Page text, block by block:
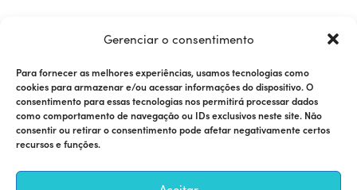
Gerenciar o consentimento
Para fornecer as melhores experiências, usamos tecnologias como
cookies para armazenar e/ou acessar informações do dispositivo. O
consentimento para essas tecnologias nos permitirá processar dados
como comportamento de navegação ou IDs exclusivos neste site. Não
consentir ou retirar o consentimento pode afetar negativamente certos
recursos e funções.
Junte-se à nossa comunidade
Quer ser um patrocinador? Fale com Fabricio Santos